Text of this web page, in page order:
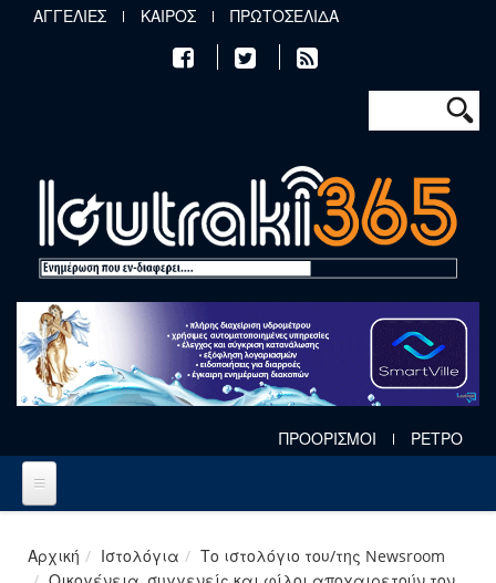
Παράκαμψη προς το κυρίως περιεχόμενο
ΑΓΓΕΛΙΕΣ ΚΑΙΡΟΣ ΠΡΩΤΟΣΕΛΙΔΑ
Φόρμα
Αναζήτηση
ΠΡΟΟΡΙΣΜΟΙ ΡΕΤΡΟ
Αρχική Ιστολόγια
Το ιστολόγιο του/της Newsroom